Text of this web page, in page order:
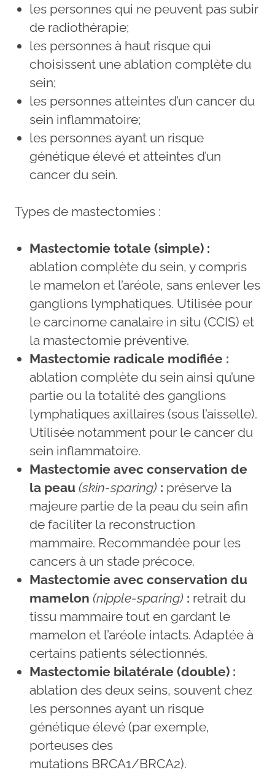
les personnes qui ne peuvent pas subir
de radiothérapie;
les personnes à haut risque qui
choisissent une ablation complète du
sein;
les personnes atteintes d’un cancer du
sein inflammatoire;
les personnes ayant un risque
génétique élevé et atteintes d’un
cancer du sein.
Types de mastectomies :
Mastectomie totale (simple) :
ablation complète du sein, y compris
le mamelon et l’aréole, sans enlever les
ganglions lymphatiques. Utilisée pour
le carcinome canalaire in situ (CCIS) et
la mastectomie préventive.
Mastectomie radicale modifiée :
ablation complète du sein ainsi qu’une
partie ou la totalité des ganglions
lymphatiques axillaires (sous l’aisselle).
Utilisée notamment pour le cancer du
sein inflammatoire.
Mastectomie avec conservation de
la peau (skin-sparing) : préserve la
majeure partie de la peau du sein afin
de faciliter la reconstruction
mammaire. Recommandée pour les
cancers à un stade précoce.
Mastectomie avec conservation du
mamelon (nipple-sparing) : retrait du
tissu mammaire tout en gardant le
mamelon et l’aréole intacts. Adaptée à
certains patients sélectionnés.
Mastectomie bilatérale (double) :
ablation des deux seins, souvent chez
les personnes ayant un risque
génétique élevé (par exemple,
porteuses des
mutations BRCA1/BRCA2).